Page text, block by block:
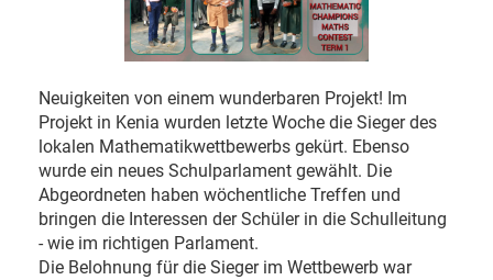
Neuigkeiten von einem wunderbaren Projekt! Im
Projekt in Kenia wurden letzte Woche die Sieger des
lokalen Mathematikwettbewerbs gekürt. Ebenso
wurde ein neues Schulparlament gewählt. Die
Abgeordneten haben wöchentliche Treffen und
bringen die Interessen der Schüler in die Schulleitung
- wie im richtigen Parlament.
Die Belohnung für die Sieger im Wettbewerb war